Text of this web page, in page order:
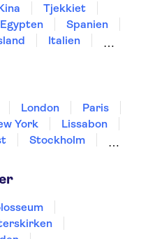
Markthal
Tjekkiet
Egypten
Spanien
Italien
London
Paris
York
Lissabon
Stockholm